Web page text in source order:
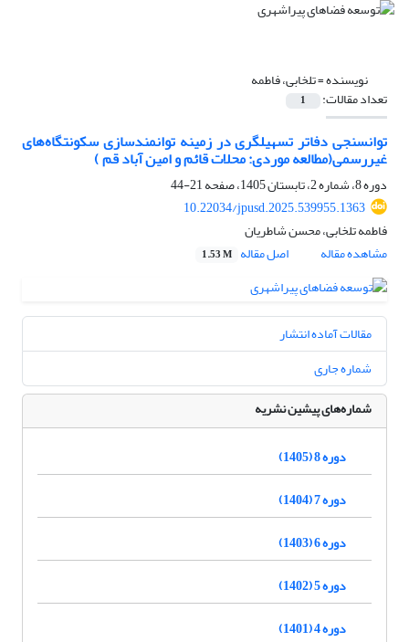
نویسنده =تلخابی، فاطمه
تعداد مقالات: 1
توانسنجی دفاتر تسهیلگری در زمینه توانمندسازی سکونتگاه‌های
غیررسمی(مطالعه موردی: محلات قائم و امین آباد قم )
دوره 8، شماره 2، تابستان 1405، صفحه
21-44
10.22034/jpusd.2025.539955.1363
فاطمه تلخابی، محسن شاطریان
مشاهده مقاله
اصل مقاله 1.53 M
مقالات آماده انتشار
شماره جاری
شماره‌های پیشین نشریه
دوره 8 (1405)
دوره 7 (1404)
دوره 6 (1403)
دوره 5 (1402)
دوره 4 (1401)